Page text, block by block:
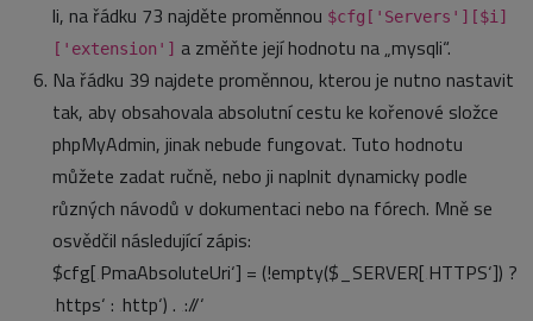
li, na řádku 73 najděte proměnnou $cfg['Servers'][$i]
['extension'] a změňte její hodnotu na „mysqli“.
Na řádku 39 najdete proměnnou, kterou je nutno nastavit
tak, aby obsahovala absolutní cestu ke kořenové složce
phpMyAdmin, jinak nebude fungovat. Tuto hodnotu
můžete zadat ručně, nebo ji naplnit dynamicky podle
různých návodů v dokumentaci nebo na fórech. Mně se
osvědčil následující zápis:
$cfg[‚PmaAbsoluteUri‘] = (!empty($_SERVER[‚HTTPS‘]) ?
‚https‘ : ‚http‘) . ‚://‘